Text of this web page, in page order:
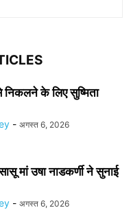
के लिए सुष्मिता
- अगस्त 6, 2026
मां उषा नाडकर्णी ने सुनाई
- अगस्त 6, 2026